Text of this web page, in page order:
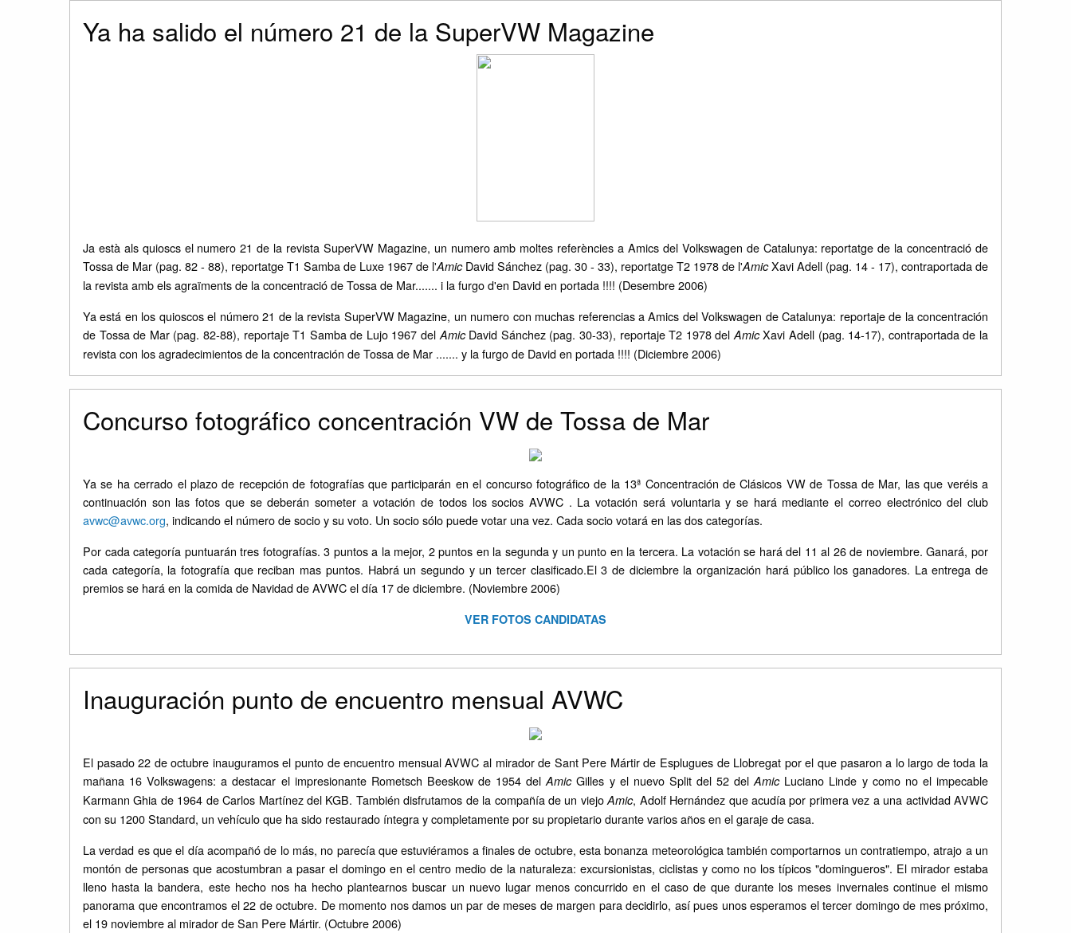
Ya ha salido el número 21 de la SuperVW Magazine
Ja està als quioscs el numero 21 de la revista SuperVW Magazine, un numero amb moltes referències a Amics del Volkswagen de Catalunya: reportatge de la concentració de
Tossa de Mar (pag. 82 - 88), reportatge T1 Samba de Luxe 1967 de l'AmicDavid Sánchez (pag. 30 - 33), reportatge T2 1978 de l'AmicXavi Adell (pag. 14 - 17), contraportada de
la revista amb els agraïments de la concentració de Tossa de Mar....... i la furgo d'en David en portada !!!! (Desembre 2006)
Ya está en los quioscos el número 21 de la revista SuperVW Magazine, un numero con muchas referencias a Amics del Volkswagen de Catalunya: reportaje de la concentración
de Tossa de Mar (pag. 82-88), reportaje T1 Samba de Lujo 1967 delAmicDavid Sánchez (pag. 30-33), reportaje T2 1978 delAmicXavi Adell (pag. 14-17), contraportada de la
revista con los agradecimientos de la concentración de Tossa de Mar ....... y la furgo de David en portada !!!! (Diciembre 2006)
Concurso fotográfico concentración VW de Tossa de Mar
Ya se ha cerrado el plazo de recepción de fotografías que participarán en el concurso fotográfico de la 13ª Concentración de Clásicos VW de Tossa de Mar, las que veréis a
continuación son las fotos que se deberán someter a votación de todos los socios AVWC . La votación será voluntaria y se hará mediante el correo electrónico del club
avwc@avwc.org, indicando el número de socio y su voto. Un socio sólo puede votar una vez. Cada socio votará en las dos categorías.
Por cada categoría puntuarán tres fotografías. 3 puntos a la mejor, 2 puntos en la segunda y un punto en la tercera. La votación se hará del 11 al 26 de noviembre. Ganará, por
cada categoría, la fotografía que reciban mas puntos. Habrá un segundo y un tercer clasificado.El 3 de diciembre la organización hará público los ganadores. La entrega de
premios se hará en la comida de Navidad de AVWC el día 17 de diciembre. (Noviembre 2006)
VER FOTOS CANDIDATAS
Inauguración punto de encuentro mensual AVWC
El pasado 22 de octubre inauguramos el punto de encuentro mensual AVWC al mirador de Sant Pere Mártir de Esplugues de Llobregat por el que pasaron a lo largo de toda la
mañana 16 Volkswagens: a destacar el impresionante Rometsch Beeskow de 1954 delAmicGilles y el nuevo Split del 52 delAmicLuciano Linde y como no el impecable
Karmann Ghia de 1964 de Carlos Martínez del KGB. También disfrutamos de la compañía de un viejoAmic, Adolf Hernández que acudía por primera vez a una actividad AVWC
con su 1200 Standard, un vehículo que ha sido restaurado íntegra y completamente por su propietario durante varios años en el garaje de casa.
La verdad es que el día acompañó de lo más, no parecía que estuviéramos a finales de octubre, esta bonanza meteorológica también comportarnos un contratiempo, atrajo a un
montón de personas que acostumbran a pasar el domingo en el centro medio de la naturaleza: excursionistas, ciclistas y como no los típicos "domingueros". El mirador estaba
lleno hasta la bandera, este hecho nos ha hecho plantearnos buscar un nuevo lugar menos concurrido en el caso de que durante los meses invernales continue el mismo
panorama que encontramos el 22 de octubre. De momento nos damos un par de meses de margen para decidirlo, así pues unos esperamos el tercer domingo de mes próximo,
el 19 noviembre al mirador de San Pere Mártir. (Octubre 2006)